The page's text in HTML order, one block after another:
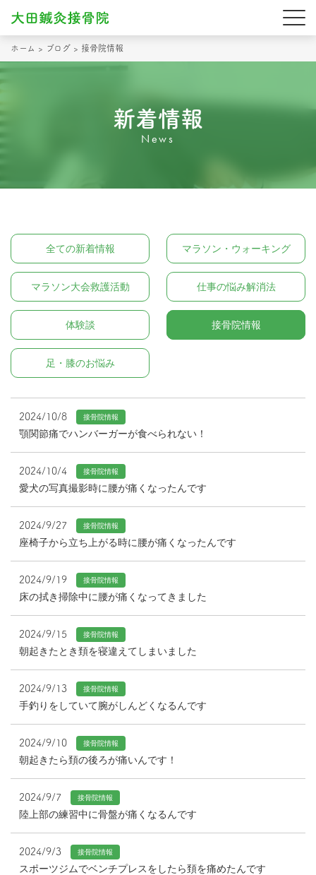
ホーム > ブログ > 接骨院情報
新着情報
News
全ての新着情報 マラソン・ウォーキング
マラソン大会救護活動 仕事の悩み解消法
体験談 接骨院情報
足・膝のお悩み
2024/10/8 接骨院情報
顎関節痛でハンバーガーが食べられない！
2024/10/4 接骨院情報
愛犬の写真撮影時に腰が痛くなったんです
2024/9/27 接骨院情報
座椅子から立ち上がる時に腰が痛くなったんです
2024/9/19 接骨院情報
床の拭き掃除中に腰が痛くなってきました
2024/9/15 接骨院情報
朝起きたとき頚を寝違えてしまいました
2024/9/13 接骨院情報
手釣りをしていて腕がしんどくなるんです
2024/9/10 接骨院情報
朝起きたら頚の後ろが痛いんです！
2024/9/7 接骨院情報
陸上部の練習中に骨盤が痛くなるんです
2024/9/3 接骨院情報
スポーツジムでベンチプレスをしたら頚を痛めたんです